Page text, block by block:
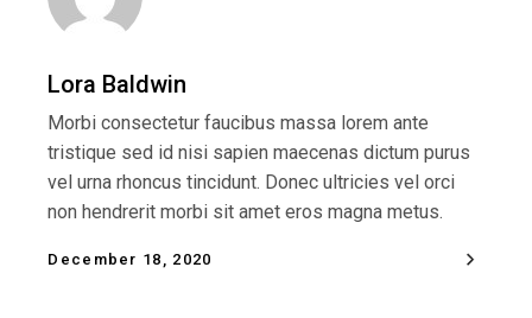
Lora Baldwin
Morbi consectetur faucibus massa lorem ante
tristique sed id nisi sapien maecenas dictum purus
vel urna rhoncus tincidunt. Donec ultricies vel orci
non hendrerit morbi sit amet eros magna metus.
December 18, 2020